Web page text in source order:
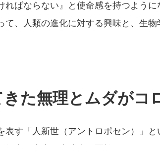
ればならない』と使命感を持つよう
て、人類の進化に対する興味と、生
きた無理とムダがコ
表す「人新世（アントロポセン）」